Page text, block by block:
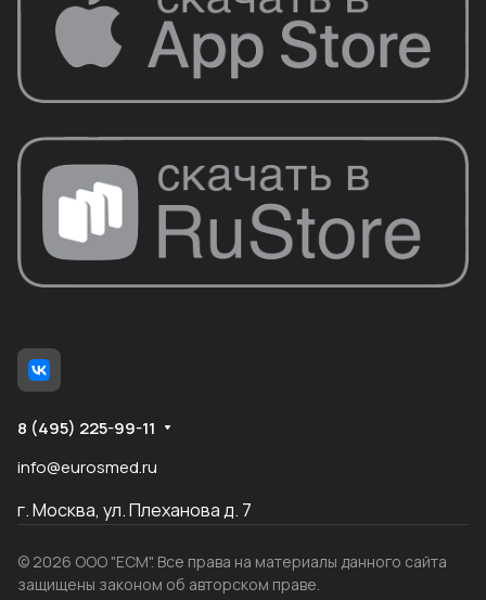
8 (495) 225-99-11
info@eurosmed.ru
г. Москва, ул. Плеханова д. 7
© 2026 ООО "ЕСМ". Все права на материалы данного сайта
защищены законом об авторском праве.